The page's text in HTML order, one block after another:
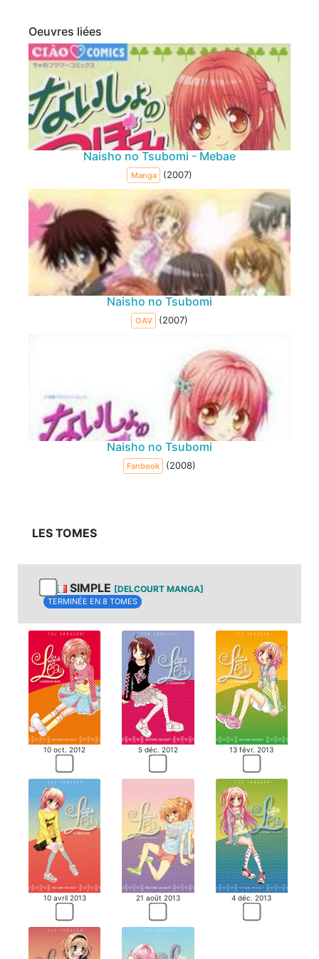
Oeuvres liées
Naisho no Tsubomi - Mebae
Manga (2007)
Naisho no Tsubomi
OAV (2007)
Naisho no Tsubomi
Fanbook (2008)
LES TOMES
SIMPLE [DELCOURT MANGA]
TERMINÉE EN 8 TOMES
10 oct. 2012 5 déc. 2012 13 févr. 2013
10 avril 2013 21 août 2013 4 déc. 2013